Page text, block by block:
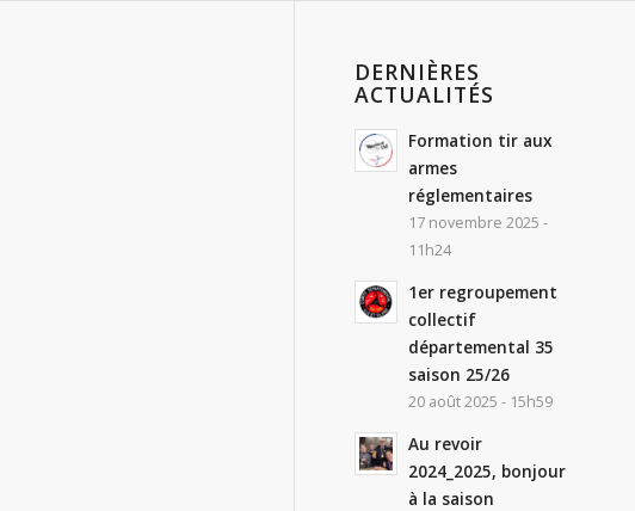
DERNIÈRES
ACTUALITÉS
Formation tir aux
armes
réglementaires
17 novembre 2025 -
11h24
1er regroupement
collectif
départemental 35
saison 25/26
20 août 2025 - 15h59
Au revoir
2024_2025, bonjour
à la saison